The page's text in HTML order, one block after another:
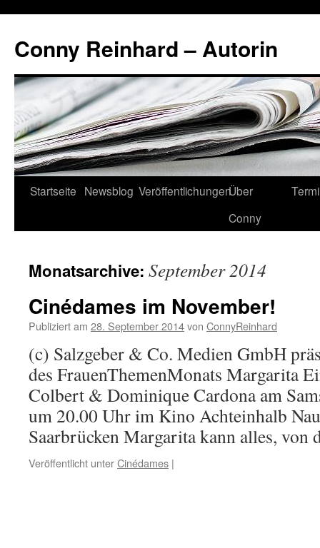
Conny Reinhard – Autorin
Springe
Startseite Newsblog VeröffentlichungenÜber
Conny
Monatsarchive: September 2014
Cinédames im November!
Publiziert am 28. September 2014von ConnyReinhard
(c) Salzgeber & Co. Medien GmbH
des FrauenThemenMonats Margarita
Colbert & Dominique Cardona am
um 20.00 Uhr im Kino Achteinhalb
Saarbrücken Margarita kann alles,
Veröffentlicht unterCinédames |